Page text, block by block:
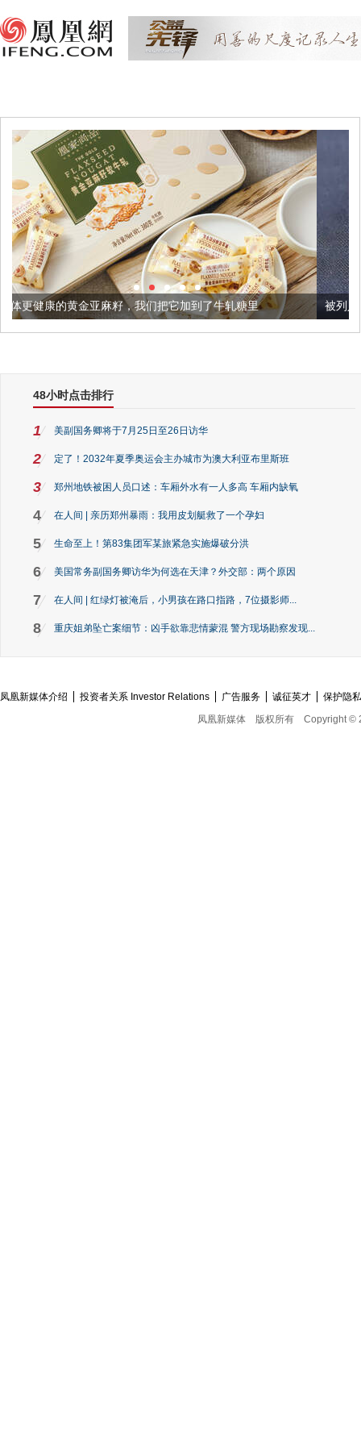
籽，我们把它加到了牛轧糖里 被列入佛家七宝的它到底有
48小时点击排行
1 美副国务卿将于7月25日至26日访华
2 定了！2032年夏季奥运会主办城市为澳大利亚布里斯班
3 郑州地铁被困人员口述：车厢外水有一人多高 车厢内缺氧
4 在人间 | 亲历郑州暴雨：我用皮划艇救了一个孕妇
5 生命至上！第83集团军某旅紧急实施爆破分洪
6 美国常务副国务卿访华为何选在天津？外交部：两个原因
7 在人间 | 红绿灯被淹后，小男孩在路口指路，7位摄影师...
8 重庆姐弟坠亡案细节：凶手欲靠悲情蒙混 警方现场勘察发现...
凤凰新媒体介绍 投资者关系 Investor Relations 广告服务 诚征英才
保护隐
凤凰新媒体
版权所有 Copyright ©